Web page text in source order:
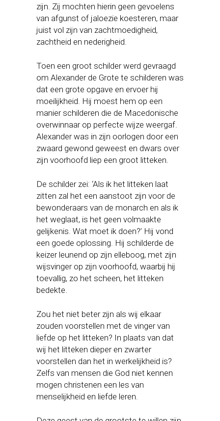
zijn. Zij mochten hierin geen gevoelens
van afgunst of jaloezie koesteren, maar
juist vol zijn van zachtmoedigheid,
zachtheid en nederigheid.
Toen een groot schilder werd gevraagd
om Alexander de Grote te schilderen was
dat een grote opgave en ervoer hij
moeilijkheid. Hij moest hem op een
manier schilderen die de Macedonische
overwinnaar op perfecte wijze weergaf.
Alexander was in zijn oorlogen door een
zwaard gewond geweest en dwars over
zijn voorhoofd liep een groot litteken.
De schilder zei: ‘Als ik het litteken laat
zitten zal het een aanstoot zijn voor de
bewonderaars van de monarch en als ik
het weglaat, is het geen volmaakte
gelijkenis. Wat moet ik doen?’ Hij vond
een goede oplossing. Hij schilderde de
keizer leunend op zijn elleboog, met zijn
wijsvinger op zijn voorhoofd, waarbij hij
toevallig, zo het scheen, het litteken
bedekte.
Zou het niet beter zijn als wij elkaar
zouden voorstellen met de vinger van
liefde op het litteken? In plaats van dat
wij het litteken dieper en zwarter
voorstellen dan het in werkelijkheid is?
Zelfs van mensen die God niet kennen
mogen christenen een les van
menselijkheid en liefde leren.